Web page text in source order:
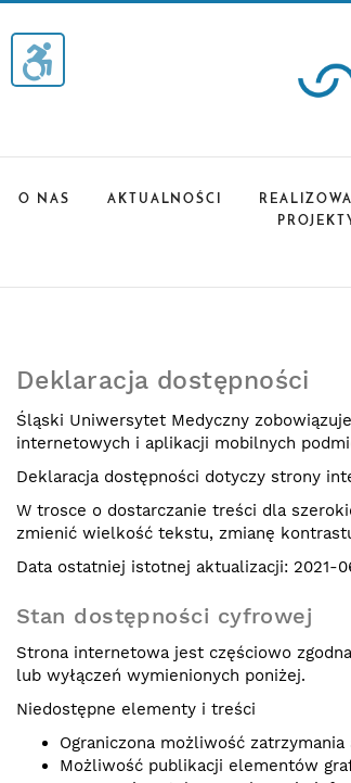
O NAS AKTUALNOŚCI
Deklaracja dostępności
Śląski Uniwersytet Medyczny
internetowych i aplikacji mobilnych
Deklaracja dostępności dotyczy strony
W trosce o dostarczanie treści dla
zmienić wielkość tekstu, zmianę
Data ostatniej istotnej aktualizacji: 2021-
Stan dostępności cyfrowej
Strona internetowa jest częściowo
lub wyłączeń wymienionych poniżej.
Niedostępne elementy i treści
Ograniczona możliwość
Możliwość publikacji elementów